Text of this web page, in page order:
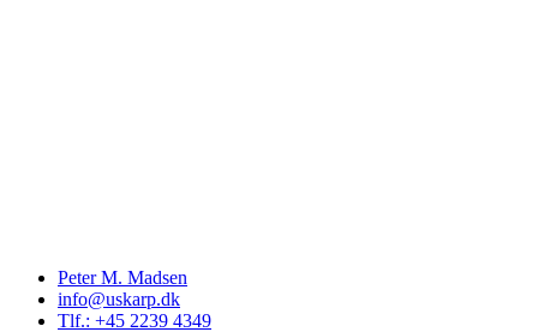
Peter M. Madsen
info@uskarp.dk
Tlf.: +45 2239 4349